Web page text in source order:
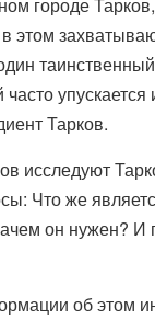
в этом
Тарков.
исследуют
Что же
он нужен? И
об этом